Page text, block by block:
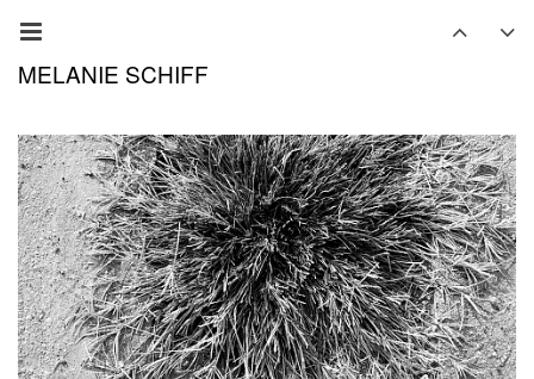
MELANIE SCHIFF